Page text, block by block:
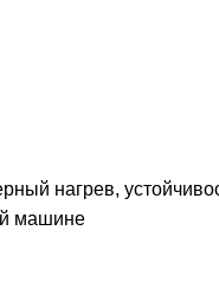
нагрев,
машине